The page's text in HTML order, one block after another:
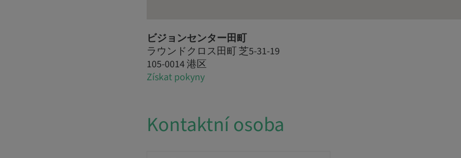
ビジョンセンター田町
ラウンドクロス田町 芝5-31-19
105-0014 港区
Získat pokyny
Kontaktní osoba